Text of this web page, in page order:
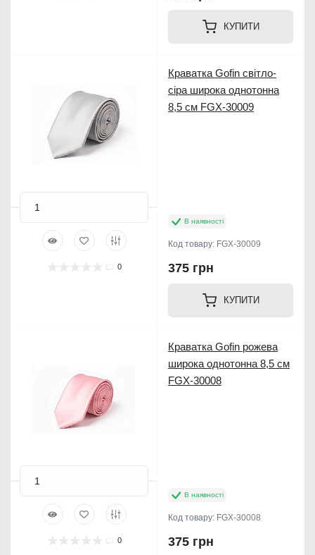
КУПИТИ
0
Краватка Gofin світло-
сіра широка однотонна
8,5 см FGX-30009
В наявності
Код товару: FGX-30009
375 грн
КУПИТИ
0
Краватка Gofin рожева
широка однотонна 8,5 см
FGX-30008
В наявності
Код товару: FGX-30008
375 грн